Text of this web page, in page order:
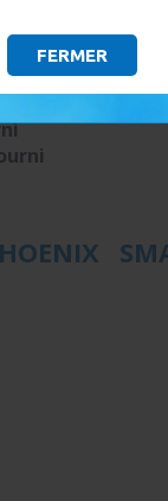
12Vd'une
FERMER